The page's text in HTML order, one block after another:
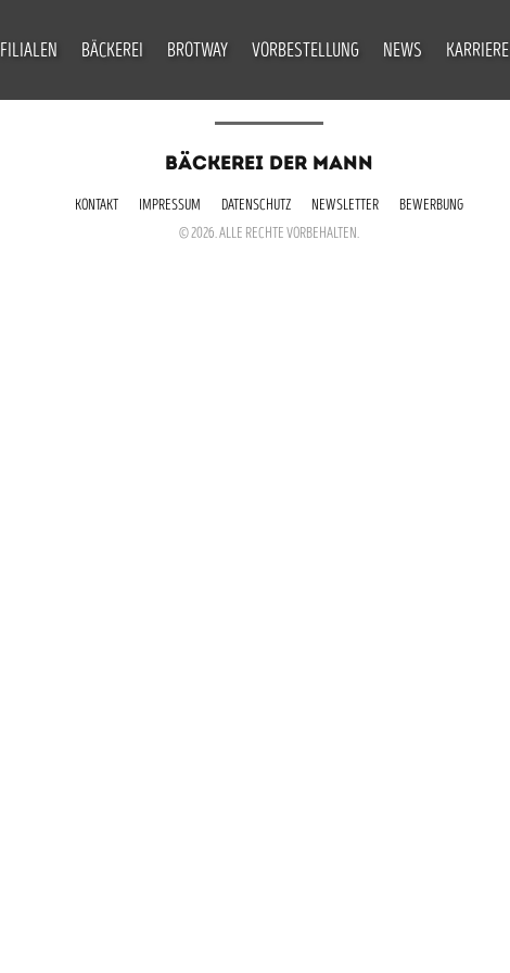
FILIALEN BÄCKEREI BROTWAY VORBESTELLUNG NEWS KARRIERE
BÄCKEREI DER MANN
KONTAKT IMPRESSUM DATENSCHUTZ NEWSLETTER
BEWERBUNG
© 2026. ALLE RECHTE VORBEHALTEN.